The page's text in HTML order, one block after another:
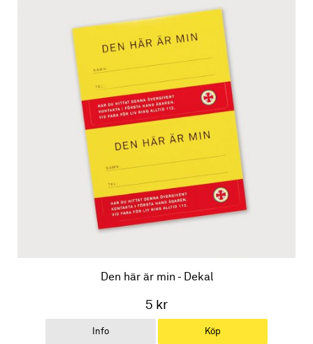
Den här är min - Dekal
5 kr
Info Köp